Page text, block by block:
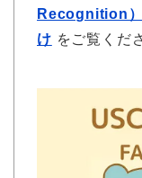
Recognition
け をご覧くだ